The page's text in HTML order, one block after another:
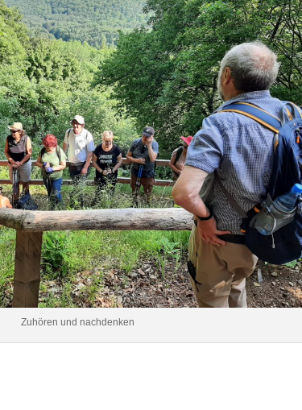
Zuhören und nachdenken